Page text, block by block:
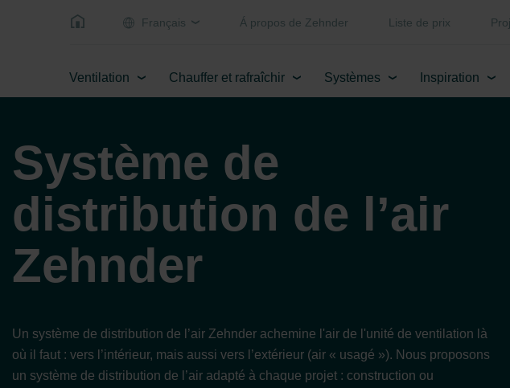
Français Á propos de Zehnder Liste de prix
Ventilation Chauffer et rafraîchir Systèmes Inspiration
Système de
distribution de l’air
Zehnder
Un système de distribution de l’air Zehnder achemine l'air de l'unité de ventilation là
où il faut : vers l’intérieur, mais aussi vers l’extérieur (air « usagé »). Nous proposons
un système de distribution de l’air adapté à chaque projet : construction ou